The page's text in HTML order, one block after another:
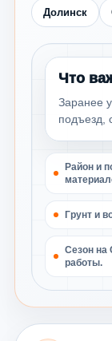
Долинск
Что
Заранее
подъезд,
Район и
Грунт и
Сезон на
работы.